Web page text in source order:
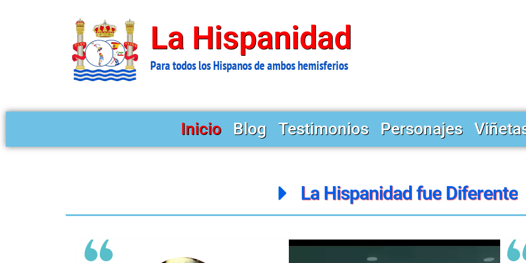
La Hispanidad
Para todos los Hispanos de ambos hemisferios
Inicio Blog Testimonios Personajes
La Hispanidadfue Diferente